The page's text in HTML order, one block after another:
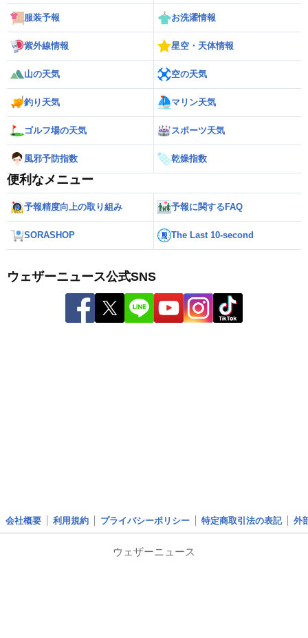
服装予報 お洗濯情報
紫外線情報 星空・天体情報
山の天気 空の天気
釣り天気 マリン天気
ゴルフ場の天気 スポーツ天気
風邪予防指数 乾燥指数
便利なメニュー
予報精度向上の取り組み 予報に関するFAQ
SORASHOP The Last 10-second
ウェザーニュース公式SNS
会社概要 利用規約 プライバシーポリシー 特定商取引法の表記 外
ウェザーニュース